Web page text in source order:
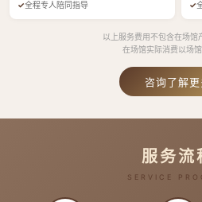
全程专人陪同指导
以上服务费用不包含在场馆
在场馆实际消费以场
咨询了解更
服务流
SERVICE